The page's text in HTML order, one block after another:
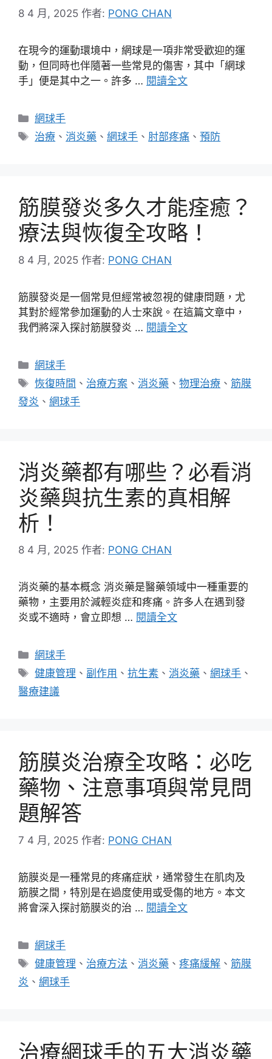
8 4 月, 2025 作者: PONG CHAN
在現今的運動環境中，網球是一項非常受歡迎的運
動，但同時也伴隨著一些常見的傷害，其中「網球
手」便是其中之一。許多 … 閱讀全文
分
類
網球手
標
治療 、消炎藥 、網球手 、 肘部疼痛 、預防
筋膜發炎多久才能痊癒？
療法與恢復全攻略！
8 4 月, 2025 作者: PONG CHAN
筋膜發炎是一個常見但經常被忽視的健康問題，尤
其對於經常參加運動的人士來說。在這篇文章中，
我們將深入探討筋膜發炎 … 閱讀全文
分
類
網球手
標
籤
恢復時間 、 治療方案 、消炎藥 、物理治療 、筋膜
發炎 、 網球手
消炎藥都有哪些？必看消
炎藥與抗生素的真相解
析！
8 4 月, 2025 作者: PONG CHAN
消炎藥的基本概念 消炎藥是醫藥領域中一種重要的
藥物，主要用於減輕炎症和疼痛。許多人在遇到發
炎或不適時，會立即想 … 閱讀全文
分
類
網球手
標
籤
健康管理 、 副作用 、抗生素 、消炎藥 、網球手 、
醫療建議
筋膜炎治療全攻略：必吃
藥物、注意事項與常見問
題解答
7 4 月, 2025 作者: PONG CHAN
筋膜炎是一種常見的疼痛症狀，通常發生在肌肉及
筋膜之間，特別是在過度使用或受傷的地方。本文
將會深入探討筋膜炎的治 … 閱讀全文
分
類
網球手
標
籤
健康管理 、 治療方法 、消炎藥 、疼痛緩解 、筋膜
炎 、 網球手
治療網球手的五大消炎藥